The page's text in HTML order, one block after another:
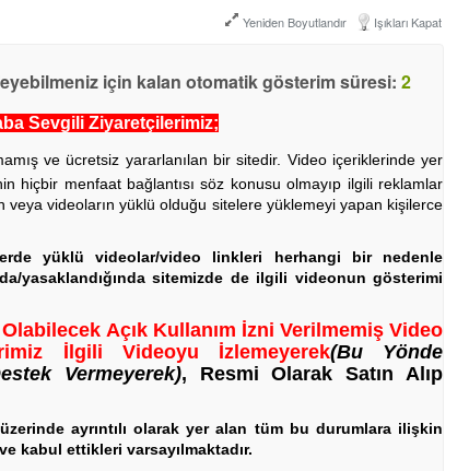
Yeniden Boyutlandır Işıkları Kapat
için kalan otomatik gösterim süresi:1
Sevgili Ziyaretçilerimiz;
ve ücretsiz yararlanılan bir sitedir. Video içeriklerinde yer
hiçbir menfaat bağlantısı söz konusu olmayıp ilgili reklamlar
veya videoların yüklü olduğu sitelere yüklemeyi yapan kişilerce
yüklü videolar/video linkleri herhangi bir nedenle
yasaklandığında sitemizde de ilgili videonun gösterimi
Olabilecek Açık Kullanım İzni Verilmemiş Video
İlgili Videoyu İzlemeyerek(Bu Yönde
Vermeyerek), Resmi Olarak Satın Alıp
üzerinde ayrıntılı olarak yer alan tüm bu durumlara ilişkin
kabul ettikleri varsayılmaktadır.